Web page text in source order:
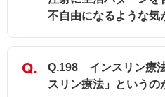
不自由になるような気
Q.198 インスリン療
スリン療法」というの